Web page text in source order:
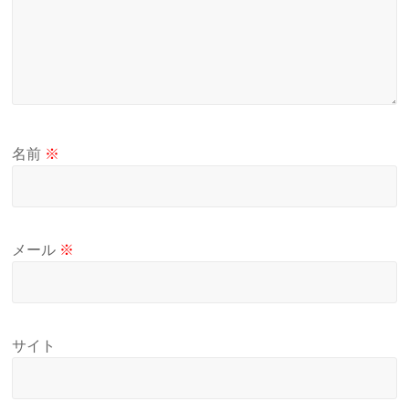
名前 ※
メール ※
サイト